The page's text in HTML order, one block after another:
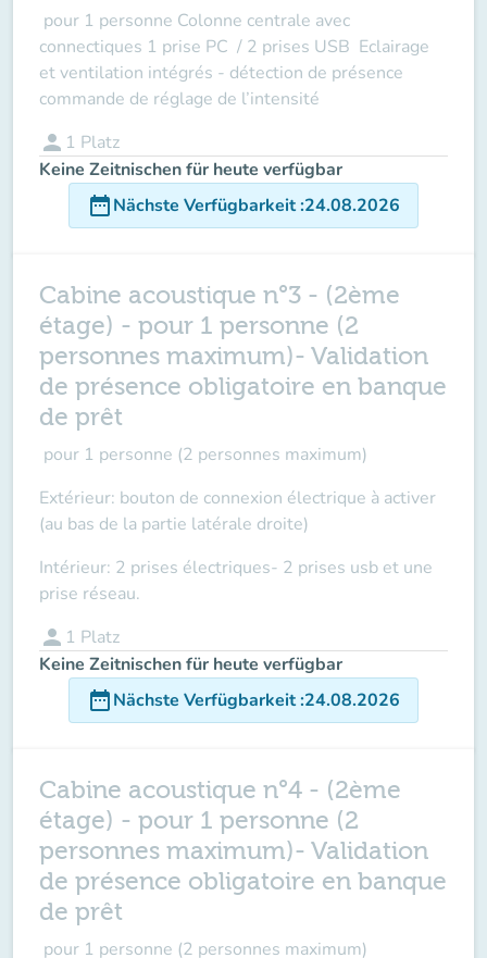
pour 1 personne Colonne centrale avec
connectiques 1 prise PC / 2 prises USB Eclairage
et ventilation intégrés - détection de présence
commande de réglage de l’intensité
person 1 Platz
Keine Zeitnischen für heute verfügbar
date_rangeNächste Verfügbarkeit:24.08.2026
Cabine acoustique n°3 - (2ème
étage) - pour 1 personne (2
personnes maximum)- Validation
de présence obligatoire en banque
de prêt
pour 1 personne (2 personnes maximum)
Extérieur: bouton de connexion électrique à activer
(au bas de la partie latérale droite)
Intérieur: 2 prises électriques- 2 prises usb et une
prise réseau.
person 1 Platz
Keine Zeitnischen für heute verfügbar
date_rangeNächste Verfügbarkeit:24.08.2026
Cabine acoustique n°4 - (2ème
étage) - pour 1 personne (2
personnes maximum)- Validation
de présence obligatoire en banque
de prêt
pour 1 personne (2 personnes maximum)